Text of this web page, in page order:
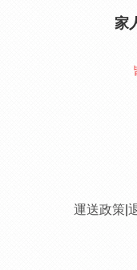
家
運送政策